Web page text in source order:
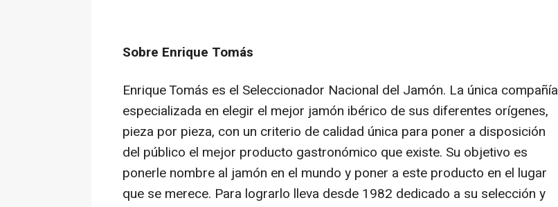
Sobre Enrique Tomás
Enrique Tomás es el Seleccionador Nacional del Jamón. La única compañía
especializada en elegir el mejor jamón ibérico de sus diferentes orígenes,
pieza por pieza, con un criterio de calidad única para poner a disposición
del público el mejor producto gastronómico que existe. Su objetivo es
ponerle nombre al jamón en el mundo y poner a este producto en el lugar
que se merece. Para lograrlo lleva desde 1982 dedicado a su selección y